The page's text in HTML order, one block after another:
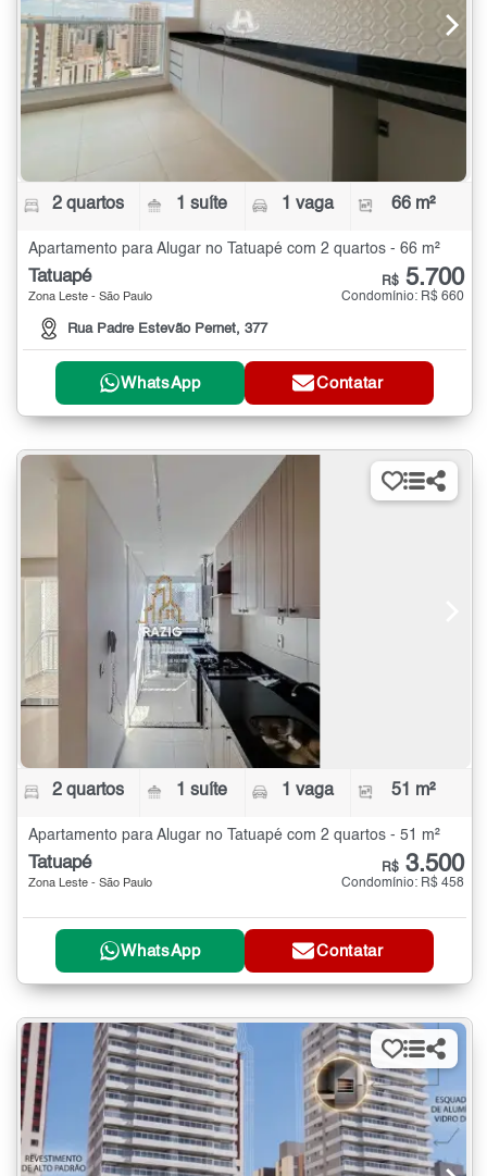
2 quartos 1 suíte 1 vaga 66 m²
Apartamento para Alugar no Tatuapé com 2 quartos - 66 m²
Tatuapé
Zona Leste - São Paulo
Rua Padre Estevão Pernet, 377
R$ 5.700
Condomínio: R$ 660
WhatsApp Contatar
2 quartos 1 suíte 1 vaga 51 m²
Apartamento para Alugar no Tatuapé com 2 quartos - 51 m²
Tatuapé
Zona Leste - São Paulo
R$ 3.500
Condomínio: R$ 458
WhatsApp Contatar